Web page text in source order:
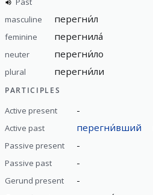
masculine
перегни́л
feminine перегнила́
neuter перегни́ло
plural перегни́ли
PARTICIPLES
Active present -
Active past перегни́вший
Passive present -
Passive past -
Gerund present -